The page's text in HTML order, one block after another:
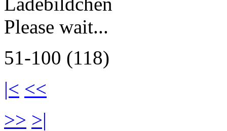
Please wait...
51-100 (118)
|< <<
>> >|